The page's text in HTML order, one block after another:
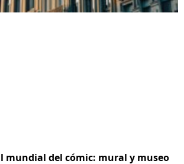
mundial del cómic: mural y museo